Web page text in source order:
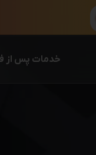
خدمات پس از